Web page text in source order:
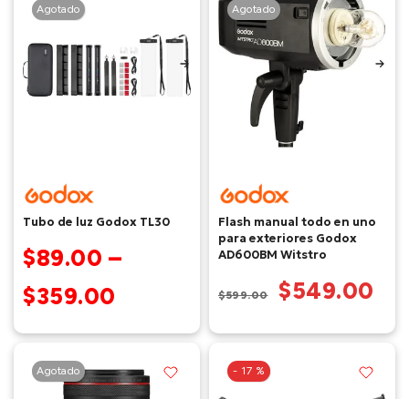
Agotado
Tubo de luz Godox TL30
$89.00 –
$359.00
Agotado
Flash manual todo en uno
para exteriores Godox
AD600BM Witstro
$599.00 $549.00
Agotado - 17 %